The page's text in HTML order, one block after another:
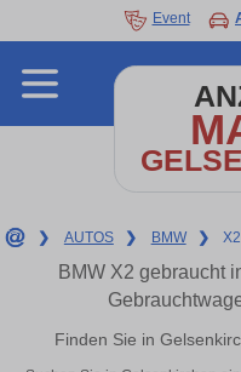
Event
❯ AUTOS ❯ BMW ❯ X2
BMW X2 gebraucht
Finden Sie in